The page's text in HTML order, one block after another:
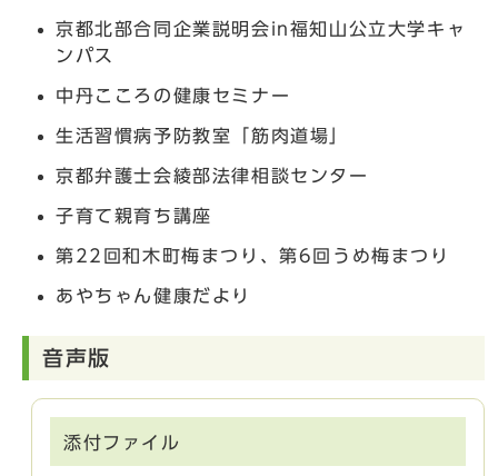
京都北部合同企業説明会in福知山公立大学キャ
ンパス
中丹こころの健康セミナー
生活習慣病予防教室「筋肉道場」
京都弁護士会綾部法律相談センター
子育て親育ち講座
第22回和木町梅まつり、第6回うめ梅まつり
あやちゃん健康だより
音声版
添付ファイル